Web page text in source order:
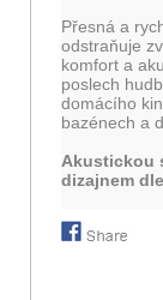
Přesná a
odstraňuje
komfort a
poslech
domácího
bazénech a
Akustickou
dizajnem